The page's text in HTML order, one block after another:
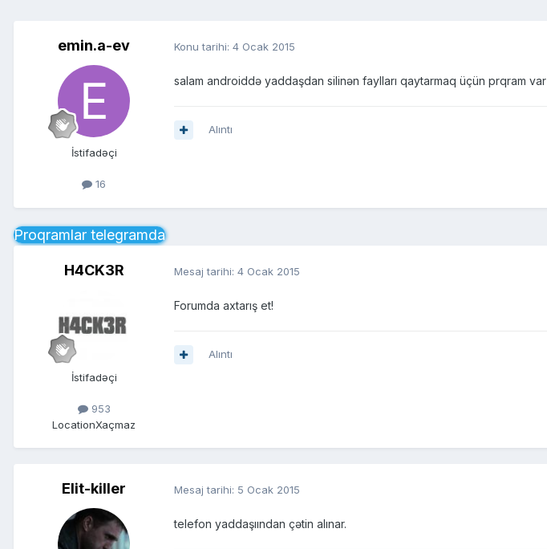
emin.a-ev
İstifadəçi
16
Konu tarihi: 4 Ocak 2015
salam androiddə yaddaşdan silinən faylları qaytarmaq üçün prqram var
Alıntı
Proqramlar telegramda
H4CK3R
İstifadəçi
953
LocationXaçmaz
Mesaj tarihi: 4 Ocak 2015
Forumda axtarış et!
Alıntı
Elit-killer Mesaj tarihi: 5 Ocak 2015
telefon yaddaşıından çətin alınar.